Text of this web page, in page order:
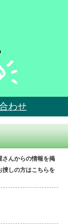
わせ
さんからの情報を掲
捜しの方はこちらを